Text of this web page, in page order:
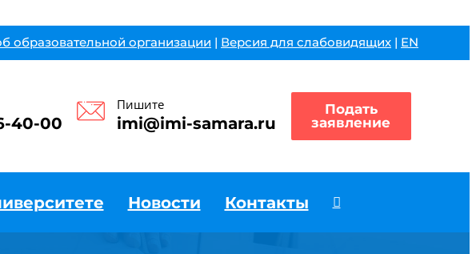
образовательной организации | Версия для слабовидящих | EN
40-00
Пишите
imi@imi-samara.ru
Подать
заявление
Новости Контакты